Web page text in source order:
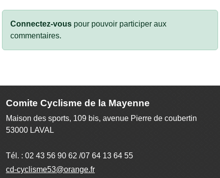
Connectez-vous pour pouvoir participer aux
commentaires.
Comite Cyclisme de la Mayenne
Maison des sports, 109 bis, avenue Pierre de coubertin
53000 LAVAL
Tél. : 02 43 56 90 62 /07 64 13 64 55
cd-cyclisme53@orange.fr